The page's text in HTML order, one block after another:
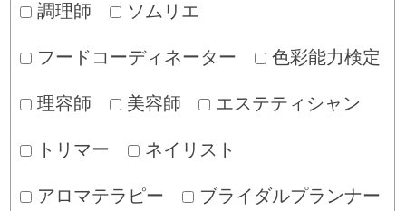
調理師 ソムリエ
フードコーディネーター 色彩能力検定
理容師 美容師 エステティシャン
トリマー ネイリスト
アロマテラピー ブライダルプランナー